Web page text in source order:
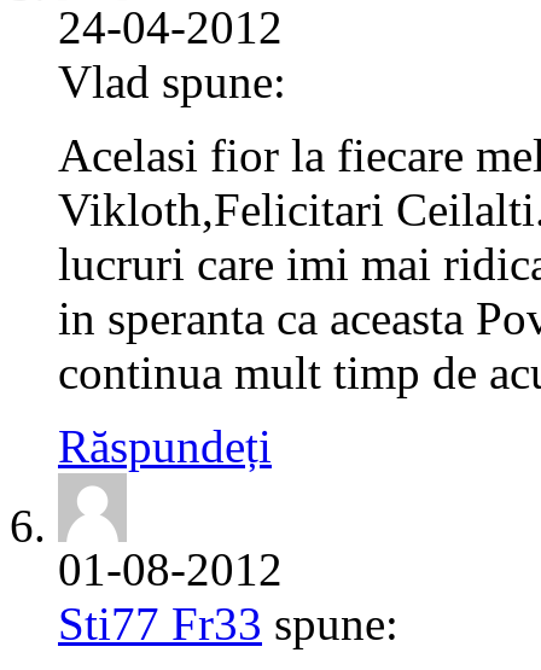
24-04-2012
Vlad spune:
Acelasi fior la fiecare
Vikloth,Felicitari
lucruri care imi mai
in speranta ca aceasta
continua mult timp de
Răspundeți
01-08-2012
Sti77 Fr33 spune: